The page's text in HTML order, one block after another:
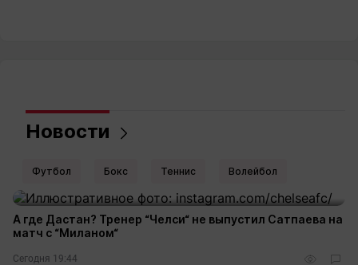
Новости
Футбол Бокс Теннис Волейбол
А где Дастан? Тренер “Челси“ не выпустил Сатпаева на
матч с “Миланом“
Сегодня 19:44